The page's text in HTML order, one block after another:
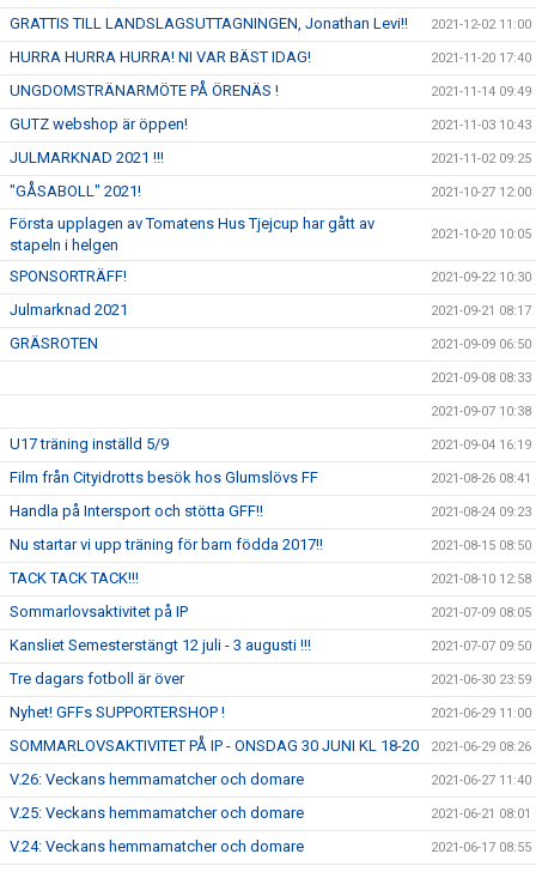
GRATTIS TILL LANDSLAGSUTTAGNINGEN, Jonathan Levi!! 2021-12-02 11:00
HURRA HURRA HURRA! NI VAR BÄST IDAG! 2021-11-20 17:40
UNGDOMSTRÄNARMÖTE PÅ ÖRENÄS ! 2021-11-14 09:49
GUTZ webshop är öppen! 2021-11-03 10:43
JULMARKNAD 2021 !!! 2021-11-02 09:25
"GÅSABOLL" 2021! 2021-10-27 12:00
Första upplagen av Tomatens Hus Tjejcup har gått av
stapeln i helgen
2021-10-20 10:05
SPONSORTRÄFF! 2021-09-22 10:30
Julmarknad 2021 2021-09-21 08:17
GRÄSROTEN 2021-09-09 06:50
2021-09-08 08:33
2021-09-07 10:38
U17 träning inställd 5/9 2021-09-04 16:19
Film från Cityidrotts besök hos Glumslövs FF 2021-08-26 08:41
Handla på Intersport och stötta GFF!! 2021-08-24 09:23
Nu startar vi upp träning för barn födda 2017!! 2021-08-15 08:50
TACK TACK TACK!!! 2021-08-10 12:58
Sommarlovsaktivitet på IP 2021-07-09 08:05
Kansliet Semesterstängt 12 juli - 3 augusti !!! 2021-07-07 09:50
Tre dagars fotboll är över 2021-06-30 23:59
Nyhet! GFFs SUPPORTERSHOP ! 2021-06-29 11:00
SOMMARLOVSAKTIVITET PÅ IP - ONSDAG 30 JUNI KL 18-20 2021-06-29 08:26
V.26: Veckans hemmamatcher och domare 2021-06-27 11:40
V.25: Veckans hemmamatcher och domare 2021-06-21 08:01
V.24: Veckans hemmamatcher och domare 2021-06-17 08:55